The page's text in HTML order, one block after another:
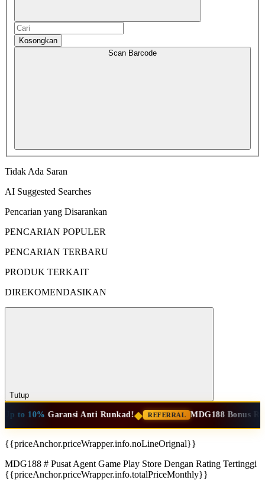
Kosongkan
Scan Barcode
Tidak Ada Saran
AI Suggested Searches
Pencarian yang Disarankan
PENCARIAN POPULER
PENCARIAN TERBARU
PRODUK TERKAIT
DIREKOMENDASIKAN
Tutup
Bonus Referral Seumur HidupUp to 10%Ajak Teman Dapat
{{priceAnchor.priceWrapper.info.noLineOrignal}}
MDG188 # Pusat Agent Game Play Store Dengan Rating Tertinggi
{{priceAnchor.priceWrapper.info.totalPriceMonthly}}